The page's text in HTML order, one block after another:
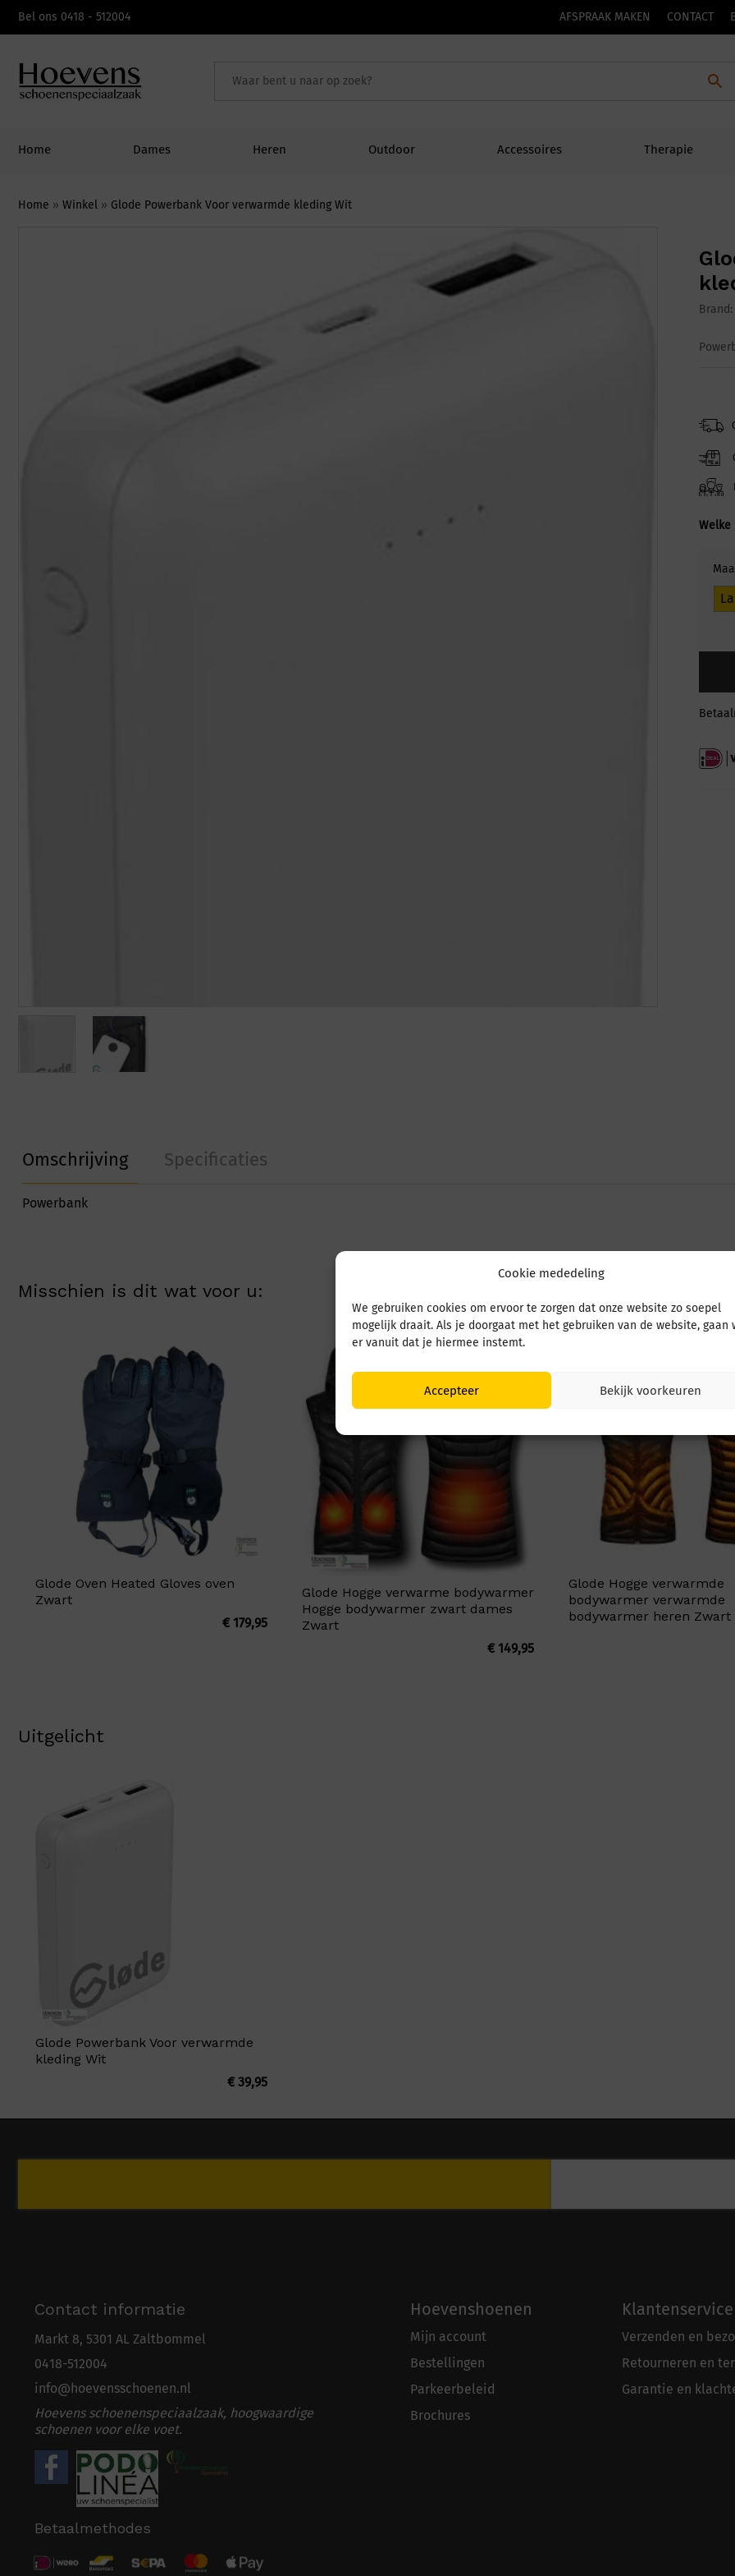
Cookie mededeling
We gebruiken cookies om ervoor te zorgen dat onze website zo soepel
mogelijk draait. Als je doorgaat met het gebruiken van de website, gaan
er vanuit dat je hiermee instemt.
Accepteer Bekijk voorkeuren
Bel ons 0418 - 512004 AFSPRAAK MAKEN CONTACT
Home Dames Heren Outdoor Accessoires Therapie
Home » Winkel » Glode Powerbank Voor verwarmde kleding Wit
Brand:
Omschrijving Specificaties
Powerbank
Misschien is dit wat voor u:
Glode Oven Heated Gloves oven
Zwart
€179,95
Glode Hogge verwarme bodywarmer
Hogge bodywarmer zwart dames
Zwart
€149,95
Glode Hogge verwarmde
bodywarmer verwarmde
bodywarmer heren Zwart
Uitgelicht
Glode Powerbank Voor verwarmde
kleding Wit
€39,95
Contact informatie
Markt 8, 5301 AL Zaltbommel
0418-512004
info@hoevensschoenen.nl
Hoevens schoenenspeciaalzaak, hoogwaardige
schoenen voor elke voet.
Betaalmethodes
Hoevenshoenen
Mijn account
Bestellingen
Parkeerbeleid
Brochures
Klantenservice
Verzenden en
Retourneren en
Garantie en